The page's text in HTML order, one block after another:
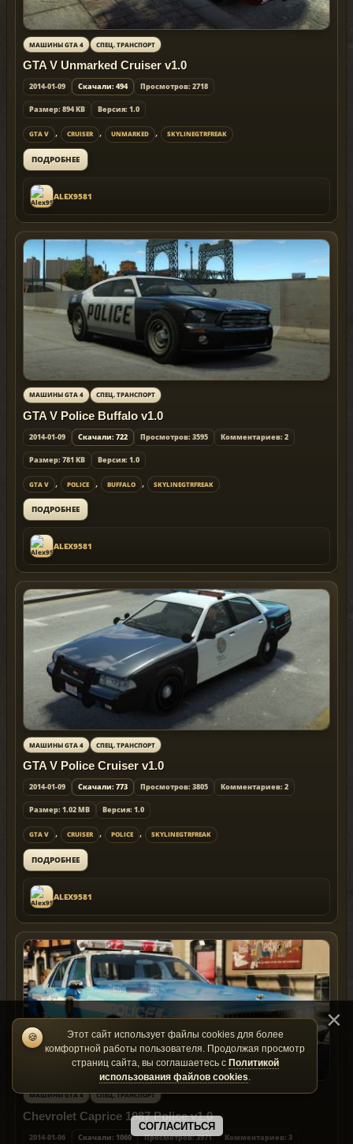
МАШИНЫ GTA 4 СПЕЦ. ТРАНСПОРТ
GTA V Unmarked Cruiser v1.0
2014-01-09 Скачали: 494 Просмотров: 2718
Размер: 894 KB Версия: 1.0
GTA V , CRUISER , UNMARKED , SKYLINEGTRFREAK
ПОДРОБНЕЕ
ALEX9581
МАШИНЫ GTA 4 СПЕЦ. ТРАНСПОРТ
GTA V Police Buffalo v1.0
2014-01-09 Скачали: 722 Просмотров: 3595 Комментариев: 2
Размер: 781 KB Версия: 1.0
GTA V , POLICE , BUFFALO , SKYLINEGTRFREAK
ПОДРОБНЕЕ
ALEX9581
МАШИНЫ GTA 4 СПЕЦ. ТРАНСПОРТ
GTA V Police Cruiser v1.0
2014-01-09 Скачали: 773 Просмотров: 3805 Комментариев: 2
Размер: 1.02 MB Версия: 1.0
GTA V , CRUISER , POLICE , SKYLINEGTRFREAK
ПОДРОБНЕЕ
ALEX9581
МАШИНЫ GTA 4 СПЕЦ. ТРАНСПОРТ
Chevrolet Caprice 1987 Police v1.0
2014-01-06 Скачали: 1060 Просмотров: 3971 Комментариев: 3
🍪
Этот сайт использует файлы cookies для более
комфортной работы пользователя. Продолжая просмотр
страниц сайта, вы соглашаетесь с Политикой
использования файлов cookies.
СОГЛАСИТЬСЯ